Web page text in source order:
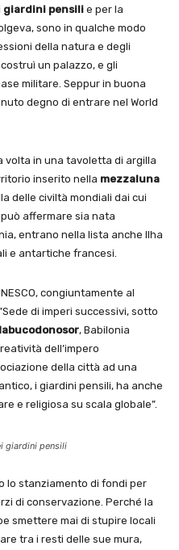
giardini pensili e per la
sono in qualche modo
della natura e degli
un palazzo, e gli
militare. Seppur in buona
degno di entrare nel World
volta in una tavoletta di argilla
inserito nella mezzaluna
delle civiltà mondiali dai cui
affermare sia nata
entrano nella lista anche Ilha
e antartiche francesi.
congiuntamente al
di imperi successivi, sotto
, Babilonia
dell’impero
della città ad una
i giardini pensili, ha anche
e religiosa su scala globale”.
giardini pensili
lo stanziamento di fondi per
di conservazione. Perché la
smettere mai di stupire locali
tra i resti delle sue mura,